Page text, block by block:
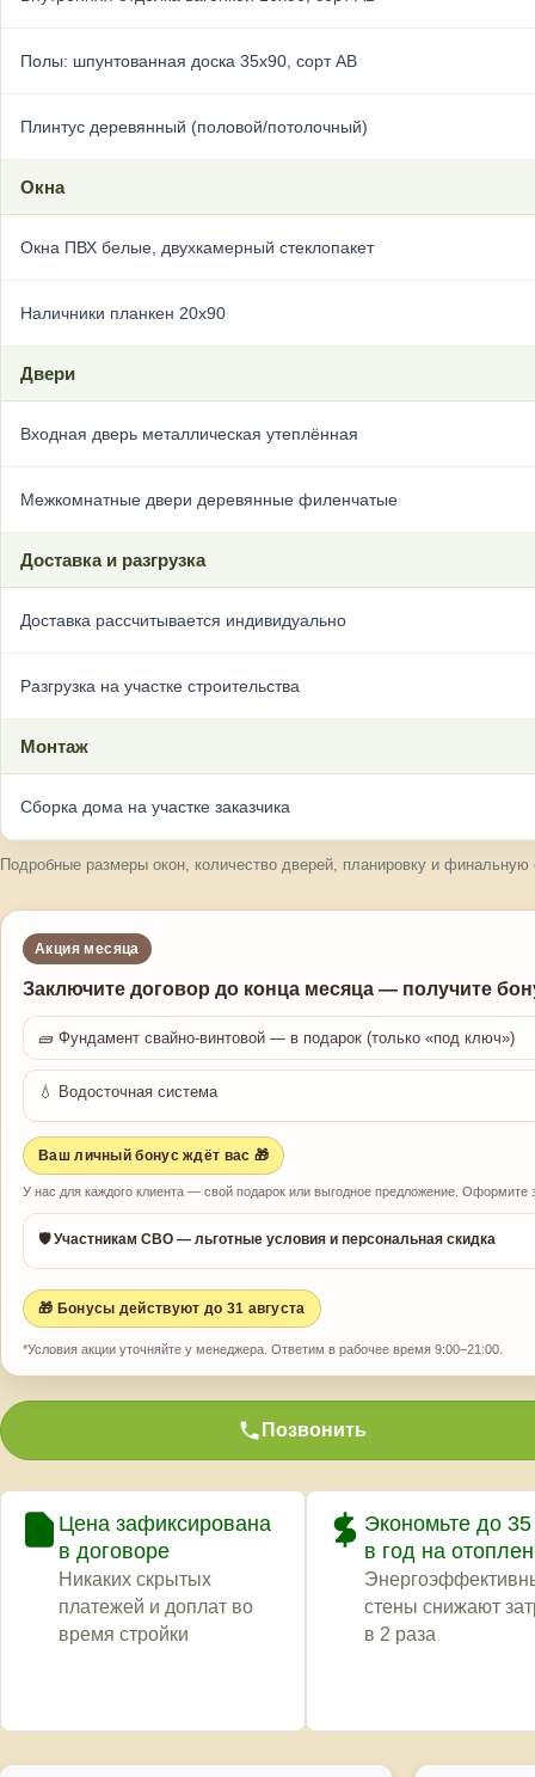
Полы: шпунтованная доска 35х90, сорт АВ
Плинтус деревянный (половой/потолочный)
Окна
Окна ПВХ белые, двухкамерный стеклопакет
Наличники планкен 20х90
Двери
Входная дверь металлическая утеплённая
Межкомнатные двери деревянные филенчатые
Доставка и разгрузка
Доставка рассчитывается индивидуально
Разгрузка на участке строительства
Монтаж
Сборка дома на участке заказчика
Подробные размеры окон, количество дверей, планировку и
Акция месяца
Заключите договор до конца месяца — получите
🧱 Фундамент свайно-винтовой — в подарок (только «под ключ»)
💧 Водосточная система
Ваш личный бонус ждёт вас 🎁
У нас для каждого клиента — свой подарок или выгодное предложение. Оформите
🛡️ Участникам СВО — льготные условия и персональная скидка
🎁 Бонусы действуют до 31 августа
*Условия акции уточняйте у менеджера. Ответим в рабочее время 9:00–21:00.
Позвонить
Цена зафиксирована
в договоре
Никаких скрытых
платежей и доплат во
время стройки
Экономьте до
в год на
стены снижают
в 2 раза